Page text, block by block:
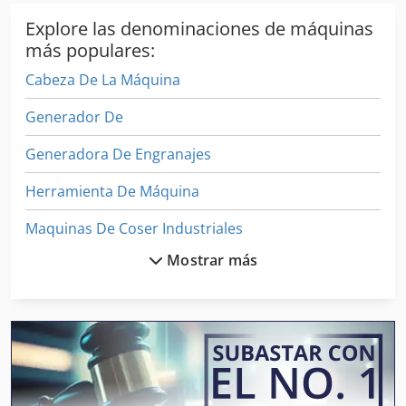
Explore las denominaciones de máquinas
más populares:
Cabeza De La Máquina
Generador De
Generadora De Engranajes
Herramienta De Máquina
Maquinas De Coser Industriales
Máquina Cnc De La Carpintería
Máquina De Afilado
Máquina De Afilado Del Cincel
Mostrar más